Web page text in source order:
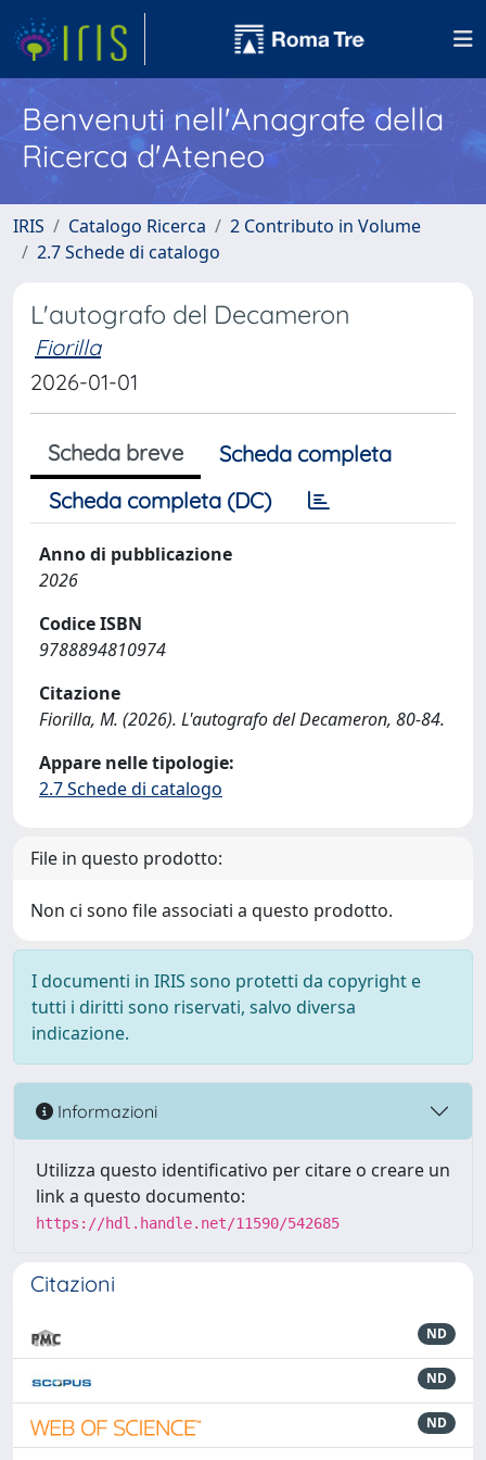
Benvenuti nell'Anagrafe della
Ricerca d'Ateneo
IRIS Catalogo Ricerca
2 Contributo in Volume
2.7 Schede di catalogo
L'autografo del Decameron
Fiorilla
2026-01-01
Scheda breve
Scheda completa
Scheda completa (DC)
Anno di pubblicazione
2026
Codice ISBN
9788894810974
Citazione
Fiorilla, M. (2026). L'autografo del Decameron, 80-84.
Appare nelle tipologie:
2.7 Schede di catalogo
File in questo prodotto:
Non ci sono file associati a questo prodotto.
I documenti in IRIS sono protetti da copyright e
tutti i diritti sono riservati, salvo diversa
indicazione.
Informazioni
Utilizza questo identificativo per citare o creare un
link a questo documento:
https://hdl.handle.net/11590/542685
Citazioni
ND
ND
ND